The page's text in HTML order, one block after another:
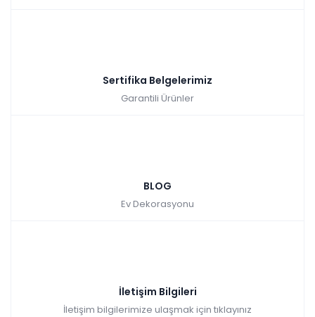
Sertifika Belgelerimiz
Garantili Ürünler
BLOG
Ev Dekorasyonu
İletişim Bilgileri
İletişim bilgilerimize ulaşmak için tıklayınız